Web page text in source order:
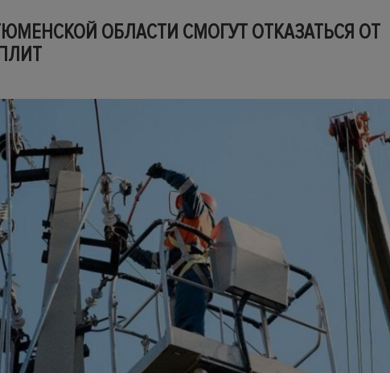
ОБЛАСТИ СМОГУТ ОТКАЗАТЬСЯ ОТ